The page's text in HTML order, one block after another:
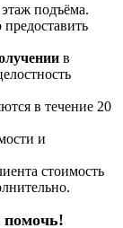
подъёма.
в
в течение 20
и
стоимость